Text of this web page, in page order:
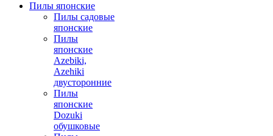
Пилы японские
Пилы садовые
японские
Пилы
японские
Azebiki,
Azehiki
двусторонние
Пилы
японские
Dozuki
обушковые